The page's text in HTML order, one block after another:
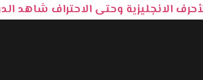
الانجليزية وحتى الاحتراف شاهد